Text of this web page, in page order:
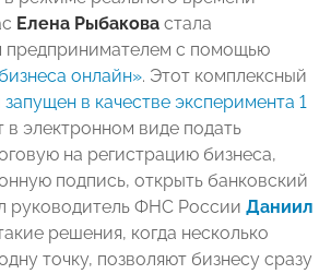
Елена Рыбакова стала
предпринимателем с помощью
онлайн». Этот комплексный
запущен в качестве эксперимента 1
в электронном виде подать
на регистрацию бизнеса,
подпись, открыть банковский
руководитель ФНС России Даниил
решения, когда несколько
точку, позволяют бизнесу сразу